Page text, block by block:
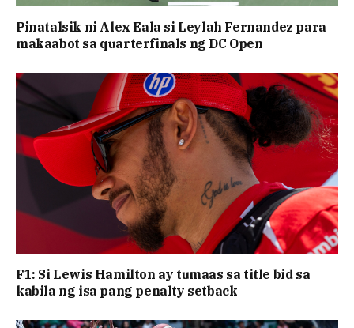
Pinatalsik ni Alex Eala si Leylah Fernandez para
makaabot sa quarterfinals ng DC Open
F1: Si Lewis Hamilton ay tumaas sa title bid sa
kabila ng isa pang penalty setback